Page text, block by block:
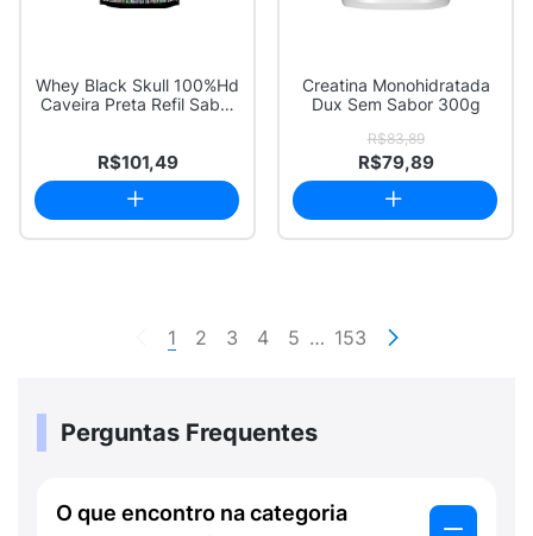
Whey Black Skull 100%Hd
Caveira Preta Refil Sabor
R$101,49
Creatina Monohidratada
Dux Sem Sabor 300g
R$83,89
R$79,89
1 2 3 4 5 … 153
Perguntas Frequentes
O que encontro na categoria